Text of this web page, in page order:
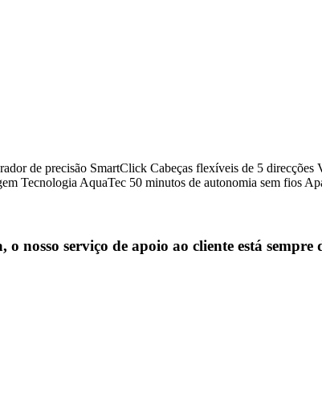
de precisão SmartClick Cabeças flexíveis de 5
Tecnologia AquaTec 50 minutos de autonomia sem fios
nosso serviço de apoio ao cliente está